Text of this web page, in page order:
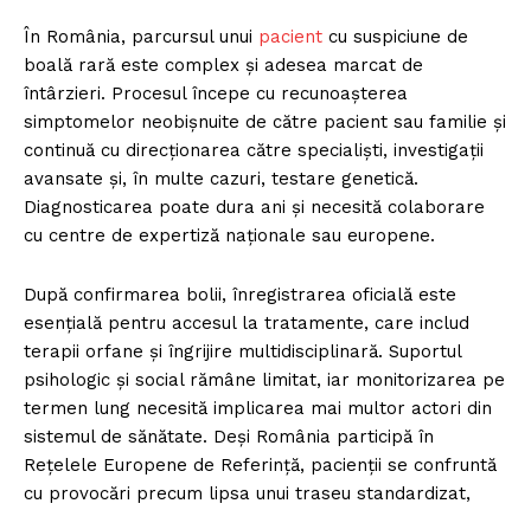
În România, parcursul unui pacient cu suspiciune de
boală rară este complex și adesea marcat de
întârzieri. Procesul începe cu recunoașterea
simptomelor neobișnuite de către pacient sau familie și
continuă cu direcționarea către specialiști, investigații
avansate și, în multe cazuri, testare genetică.
Diagnosticarea poate dura ani și necesită colaborare
cu centre de expertiză naționale sau europene.
După confirmarea bolii, înregistrarea oficială este
esențială pentru accesul la tratamente, care includ
terapii orfane și îngrijire multidisciplinară. Suportul
psihologic și social rămâne limitat, iar monitorizarea pe
termen lung necesită implicarea mai multor actori din
sistemul de sănătate. Deși România participă în
Rețelele Europene de Referință, pacienții se confruntă
cu provocări precum lipsa unui traseu standardizat,